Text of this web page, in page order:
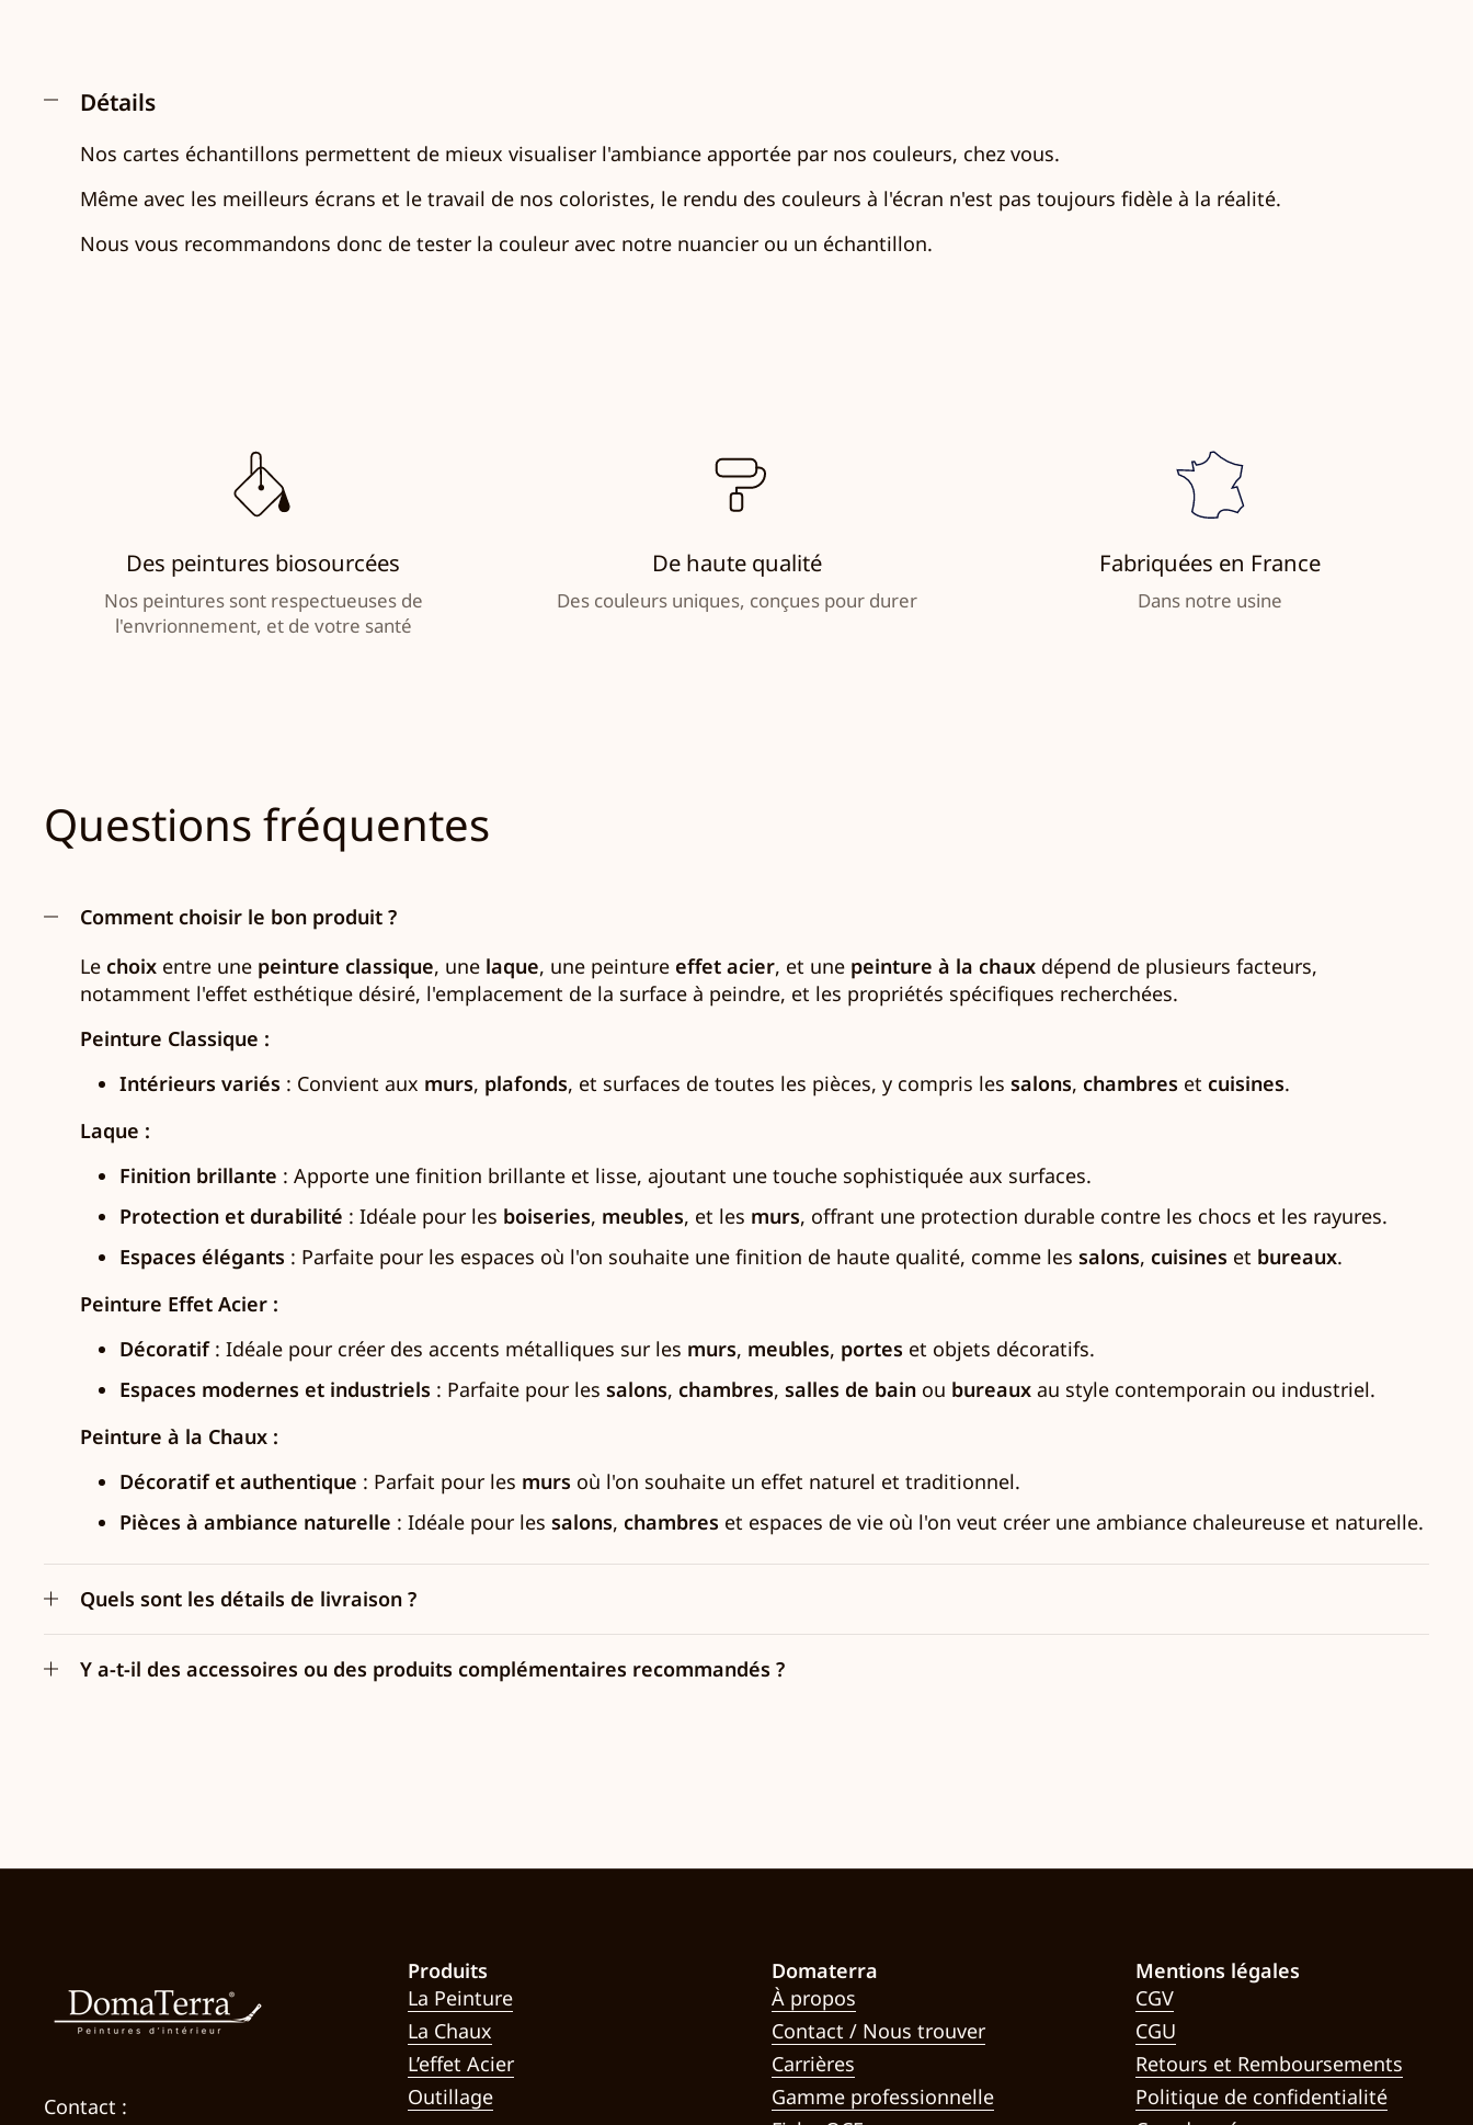
Détails
Nos cartes échantillons permettent de mieux visualiser l'ambiance apportée par nos couleurs, chez vous.
Même avec les meilleurs écrans et le travail de nos coloristes, le rendu des couleurs à l'écran n'est pas toujours fidèle à la réalité.
Nous vous recommandons donc de tester la couleur avec notre nuancier ou un échantillon.
Des peintures biosourcées
Nos peintures sont respectueuses de
l'envrionnement, et de votre santé
De haute qualité
Des couleurs uniques, conçues pour durer
Fabriquées en France
Dans notre usine
Questions fréquentes
Comment choisir le bon produit ?
Le choix entre une peinture classique, une laque, une peinture effet acier, et une peinture à la chaux dépend de plusieurs facteurs,
notamment l'effet esthétique désiré, l'emplacement de la surface à peindre, et les propriétés spécifiques recherchées.
Peinture Classique :
Intérieurs variés : Convient aux murs, plafonds, et surfaces de toutes les pièces, y compris les salons, chambres et cuisines.
Laque :
Finition brillante : Apporte une finition brillante et lisse, ajoutant une touche sophistiquée aux surfaces.
Protection et durabilité : Idéale pour les boiseries, meubles, et les murs, offrant une protection durable contre les chocs et les rayures.
Espaces élégants : Parfaite pour les espaces où l'on souhaite une finition de haute qualité, comme les salons, cuisines et bureaux.
Peinture Effet Acier :
Décoratif: Idéale pour créer des accents métalliques sur les murs, meubles, portes et objets décoratifs.
Espaces modernes et industriels : Parfaite pour les salons, chambres, salles de bain ou bureaux au style contemporain ou industriel.
Peinture à la Chaux :
Décoratif et authentique : Parfait pour les murs où l'on souhaite un effet naturel et traditionnel.
Pièces à ambiance naturelle : Idéale pour les salons, chambres et espaces de vie où l'on veut créer une ambiance chaleureuse et naturelle.
Quels sont les détails de livraison ?
Y a-t-il des accessoires ou des produits complémentaires recommandés ?
Contact :
Produits
La Peinture
La Chaux
L’effet Acier
Outillage
Domaterra
À propos
Contact / Nous trouver
Carrières
Gamme professionnelle
Mentions légales
CGV
CGU
Retours et Remboursements
Politique de confidentialité